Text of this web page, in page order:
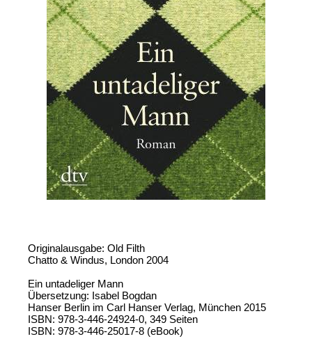
Originalausgabe: Old Filth
Chatto & Windus, London 2004
Ein untadeliger Mann
Übersetzung: Isabel Bogdan
Hanser Berlin im Carl Hanser Verlag, München 2015
ISBN: 978-3-446-24924-0, 349 Seiten
ISBN: 978-3-446-25017-8 (eBook)